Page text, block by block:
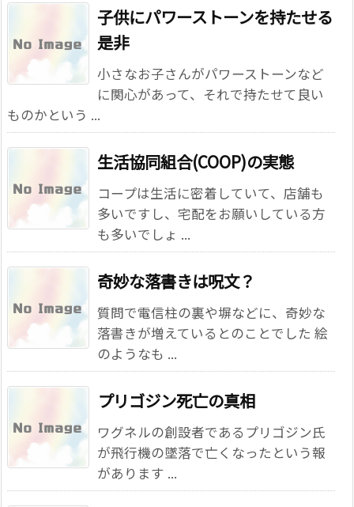
子供にパワーストーンを持たせる
是非
小さなお子さんがパワーストーンなど
に関心があって、それで持たせて良い
ものかという ...
生活協同組合(COOP)の実態
コープは生活に密着していて、店舗も
多いですし、宅配をお願いしている方
も多いでしょ ...
奇妙な落書きは呪文？
質問で電信柱の裏や塀などに、奇妙な
落書きが増えているとのことでした 絵
のようなも ...
プリゴジン死亡の真相
ワグネルの創設者であるプリゴジン氏
が飛行機の墜落で亡くなったという報
があります ...